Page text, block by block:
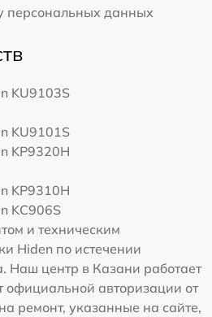
персональных данных
KU9103S
KU9101S
KP9320H
KP9310H
KC906S
и техническим
Hiden по истечении
Наш центр в Казани работает
официальной авторизации от
ремонт, указанные на сайте,